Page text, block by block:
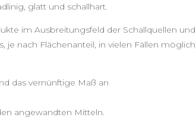
glatt und schallhart.
im Ausbreitungsfeld der Schallquellen und
nach Flächenanteil, in vielen Fällen
das vernünftige Maß an
angewandten Mitteln.